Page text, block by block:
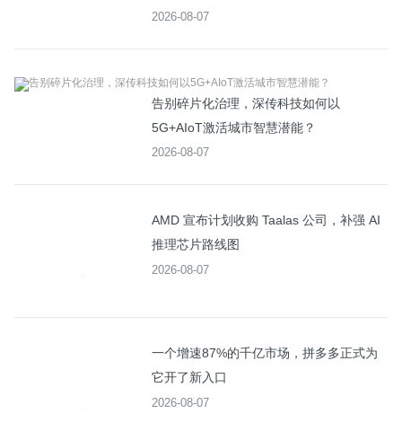
2026-08-07
告别碎片化治理，深传科技如何以
5G+AIoT激活城市智慧潜能？
2026-08-07
AMD 宣布计划收购 Taalas 公司，补强 AI
推理芯片路线图
2026-08-07
一个增速87%的千亿市场，拼多多正式为
它开了新入口
2026-08-07